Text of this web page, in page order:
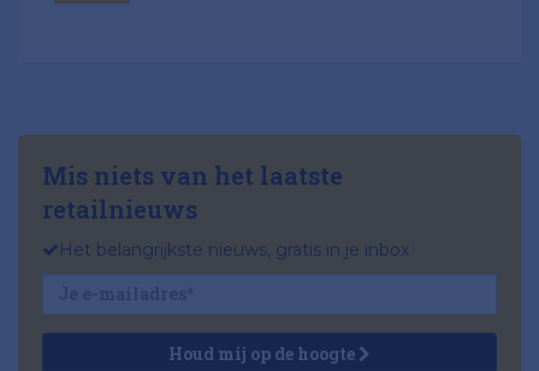
Mis niets van het laatste
retailnieuws
Het belangrijkste nieuws, gratis in je inbox
Houd mij op de hoogte